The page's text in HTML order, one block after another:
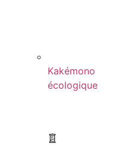
Kakémono
écologique